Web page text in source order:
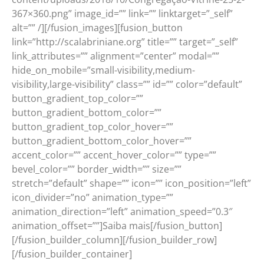
367×360.png” image_id=”” link=”” linktarget=”_self”
alt=”” /][/fusion_images][fusion_button
link=”http://scalabriniane.org” title=”” target=”_self”
link_attributes=”” alignment=”center” modal=””
hide_on_mobile=”small-visibility,medium-
visibility,large-visibility” class=”” id=”” color=”default”
button_gradient_top_color=””
button_gradient_bottom_color=””
button_gradient_top_color_hover=””
button_gradient_bottom_color_hover=””
accent_color=”” accent_hover_color=”” type=””
bevel_color=”” border_width=”” size=””
stretch=”default” shape=”” icon=”” icon_position=”left”
icon_divider=”no” animation_type=””
animation_direction=”left” animation_speed=”0.3″
animation_offset=””]Saiba mais[/fusion_button]
[/fusion_builder_column][/fusion_builder_row]
[/fusion_builder_container]